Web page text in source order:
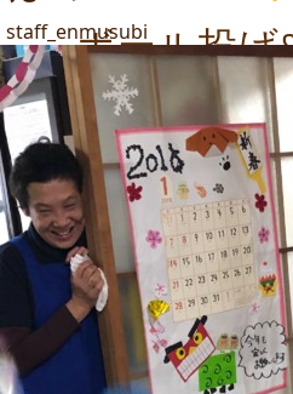
ボール投げ
staff_enmusubi